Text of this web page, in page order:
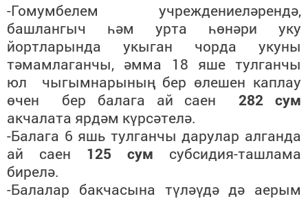
-Гомумбелем учреждениеләрендә,
башлангыч һәм урта һөнәри уку
йортларында укыган чорда укуны
тәмамлаганчы, әмма 18 яше тулганчы
юл чыгымнарының бер өлешен каплау
өчен бер балага ай саен282 сум
акчалата ярдәм күрсәтелә.
-Балага 6 яшь тулганчы дарулар алганда
ай саен 125 сум субсидия-ташлама
бирелә.
-Балалар бакчасына түләүдә дә аерым